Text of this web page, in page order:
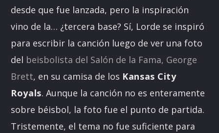
desde que fue lanzada, pero la inspiración
vino de la… ¿tercera base? Sí, Lorde se inspiró
para escribir la canción luego de ver una foto
del beisbolista del Salón de la Fama, George
Brett, en su camisa de los Kansas City
Royals. Aunque la canción no es enteramente
sobre béisbol, la foto fue el punto de partida.
Tristemente, el tema no fue suficiente para